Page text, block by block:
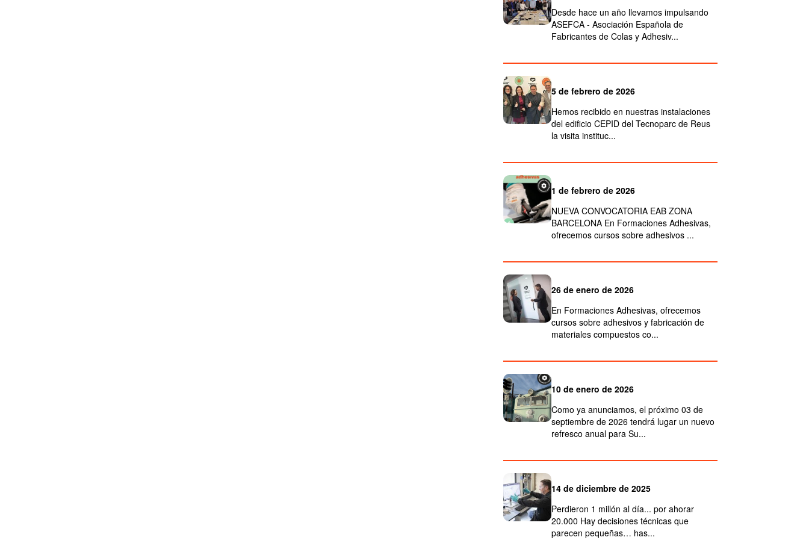
Desde hace un año llevamos impulsando
ASEFCA - Asociación Española de
Fabricantes de Colas y Adhesiv...
5 de febrero de 2026
Hemos recibido en nuestras instalaciones
del edificio CEPID del Tecnoparc de Reus
la visita instituc...
1 de febrero de 2026
NUEVA CONVOCATORIA EAB ZONA
BARCELONA En Formaciones Adhesivas,
ofrecemos cursos sobre adhesivos ...
26 de enero de 2026
En Formaciones Adhesivas, ofrecemos
cursos sobre adhesivos y fabricación de
materiales compuestos co...
10 de enero de 2026
Como ya anunciamos, el próximo 03 de
septiembre de 2026 tendrá lugar un nuevo
refresco anual para Su...
14 de diciembre de 2025
Perdieron 1 millón al día... por ahorar
20.000 Hay decisiones técnicas que
parecen pequeñas… has...